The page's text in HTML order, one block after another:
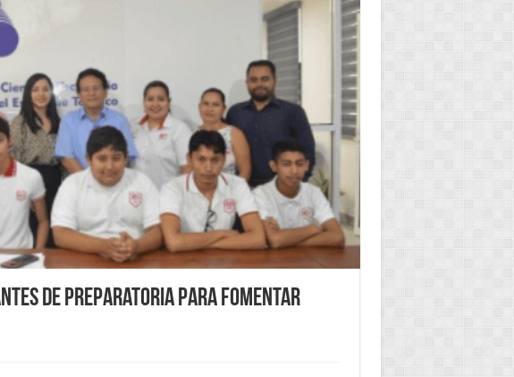
de preparatoria para fomentar